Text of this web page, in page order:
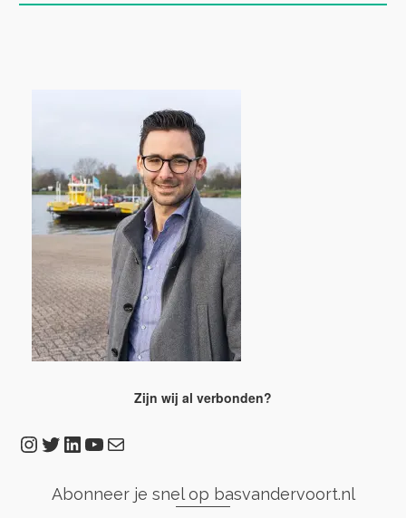
Zijn wij al verbonden?
Instagram
Twitter
LinkedIn
YouTube
E-mail
Abonneer je snel op basvandervoort.nl